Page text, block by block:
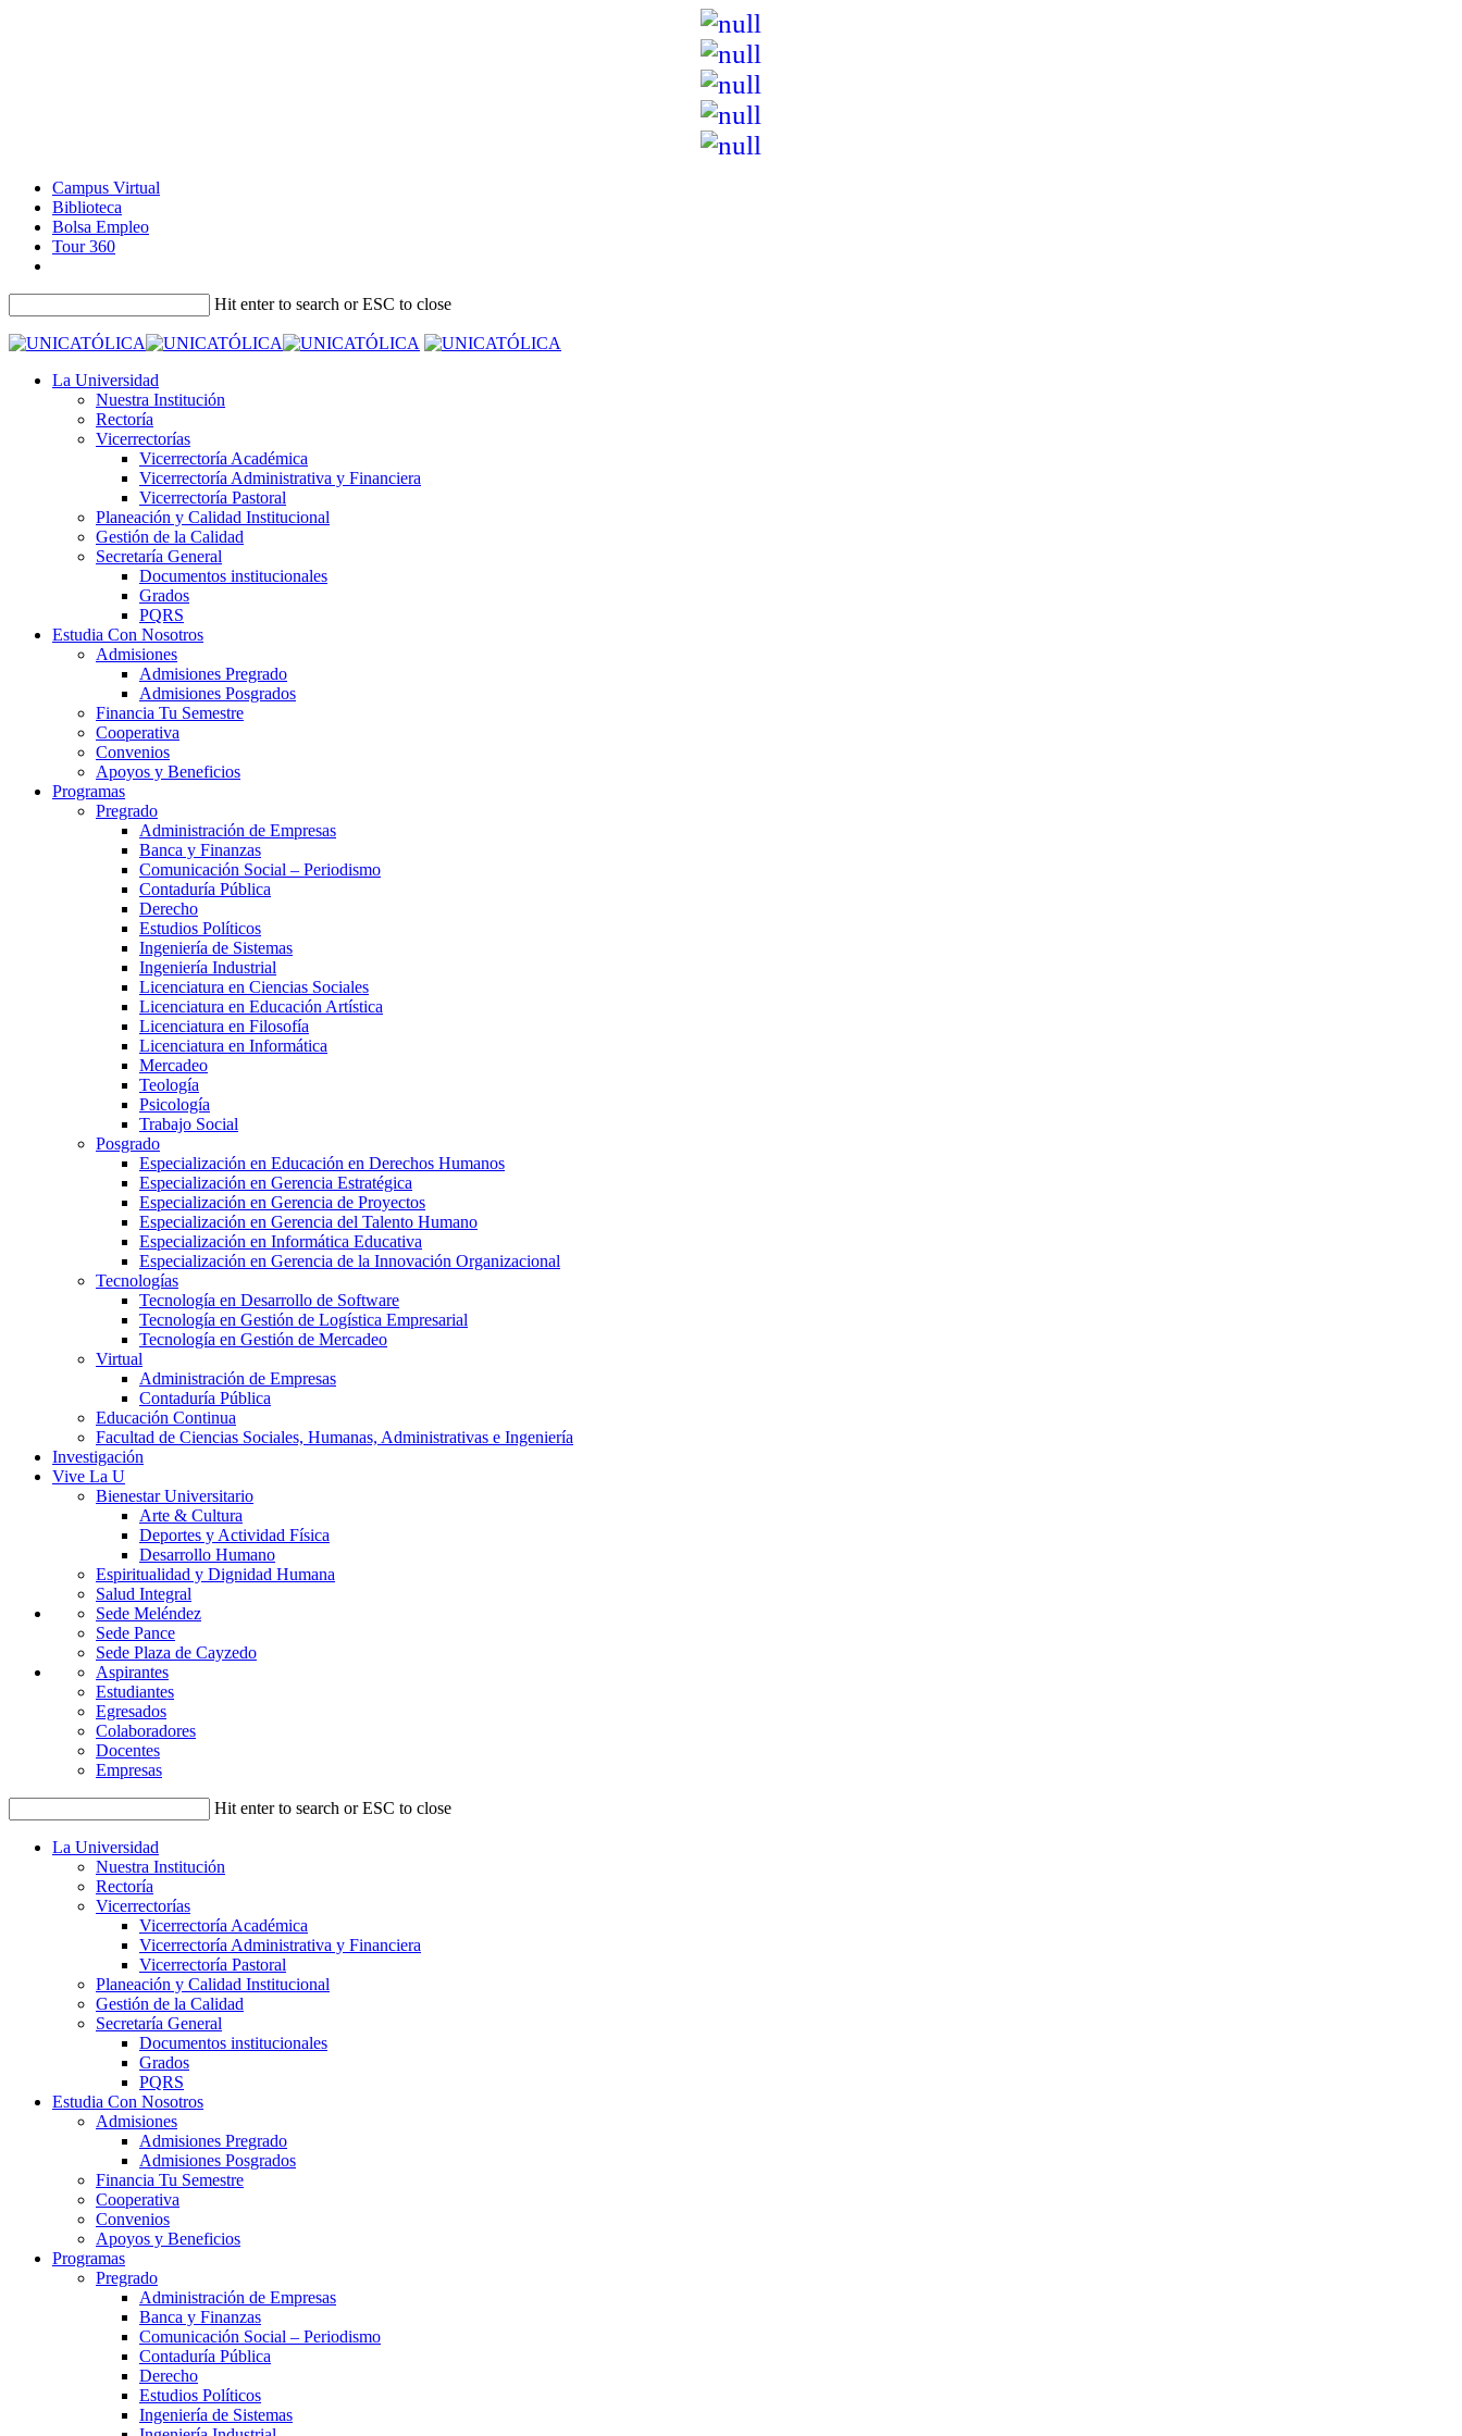
Campus Virtual
Biblioteca
Bolsa Empleo
Tour 360
Hit enter to search or ESC to close
La Universidad
Nuestra Institución
Rectoría
Vicerrectorías
Vicerrectoría Académica
Vicerrectoría Administrativa y Financiera
Vicerrectoría Pastoral
Planeación y Calidad Institucional
Gestión de la Calidad
Secretaría General
Documentos institucionales
Grados
PQRS
Estudia Con Nosotros
Admisiones
Admisiones Pregrado
Admisiones Posgrados
Financia Tu Semestre
Cooperativa
Convenios
Apoyos y Beneficios
Programas
Pregrado
Administración de Empresas
Banca y Finanzas
Comunicación Social – Periodismo
Contaduría Pública
Derecho
Estudios Políticos
Ingeniería de Sistemas
Ingeniería Industrial
Licenciatura en Ciencias Sociales
Licenciatura en Educación Artística
Licenciatura en Filosofía
Licenciatura en Informática
Mercadeo
Teología
Psicología
Trabajo Social
Posgrado
Especialización en Educación en Derechos Humanos
Especialización en Gerencia Estratégica
Especialización en Gerencia de Proyectos
Especialización en Gerencia del Talento Humano
Especialización en Informática Educativa
Especialización en Gerencia de la Innovación Organizacional
Tecnologías
Tecnología en Desarrollo de Software
Tecnología en Gestión de Logística Empresarial
Tecnología en Gestión de Mercadeo
Virtual
Administración de Empresas
Contaduría Pública
Educación Continua
Facultad de Ciencias Sociales, Humanas, Administrativas e Ingeniería
Investigación
Vive La U
Bienestar Universitario
Arte & Cultura
Deportes y Actividad Física
Desarrollo Humano
Espiritualidad y Dignidad Humana
Salud Integral
Sede Meléndez
Sede Pance
Sede Plaza de Cayzedo
Aspirantes
Estudiantes
Egresados
Colaboradores
Docentes
Empresas
Hit enter to search or ESC to close
La Universidad
Nuestra Institución
Rectoría
Vicerrectorías
Vicerrectoría Académica
Vicerrectoría Administrativa y Financiera
Vicerrectoría Pastoral
Planeación y Calidad Institucional
Gestión de la Calidad
Secretaría General
Documentos institucionales
Grados
PQRS
Estudia Con Nosotros
Admisiones
Admisiones Pregrado
Admisiones Posgrados
Financia Tu Semestre
Cooperativa
Convenios
Apoyos y Beneficios
Programas
Pregrado
Administración de Empresas
Banca y Finanzas
Comunicación Social – Periodismo
Contaduría Pública
Derecho
Estudios Políticos
Ingeniería de Sistemas